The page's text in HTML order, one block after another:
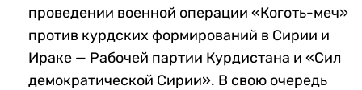
проведении военной операции «Коготь-меч»
против курдских формирований в Сирии и
Ираке — Рабочей партии Курдистана и «Сил
демократической Сирии». В свою очередь